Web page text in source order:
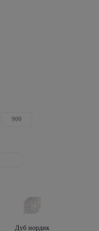
900
Дуб нордик